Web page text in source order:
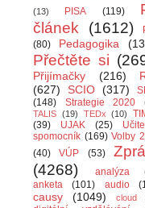
(13)
PISA (119)
článek
(1612)
(80)
Pedagogika
Přečtěte si
Přijímačky (216)
(627)
SCIO (317)
(148)
Strategie 2020
TALIS (19) TEDx (10)
(39)
UJAK (25)
spomocník (169) Volby
(40)
VÚP (53)
(4268)
analýza
anketa
(101) audio
causy (1049) cloud